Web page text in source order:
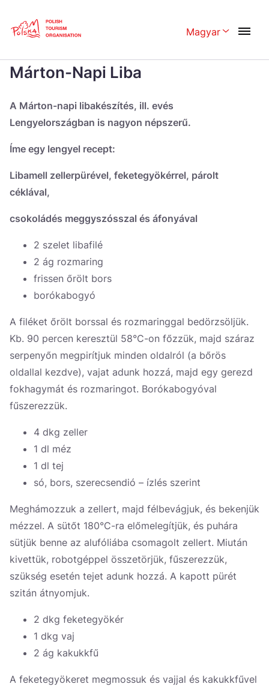
Magyar
Polski English
Česká
Dansk Deutschland
Español
Italiano Magyar
Nederlands
Português Norsk
Suomi
Márton-Napi Liba
A Márton-napi libakészítés, ill. evés
Lengyelországban is nagyon népszerű.
Íme egy lengyel recept:
Libamell zellerpürével, feketegyökérrel, párolt
céklával,
csokoládés meggyszósszal és áfonyával
2 szelet libafilé
2 ág rozmaring
frissen őrölt bors
borókabogyó
A filéket őrölt borssal és rozmaringgal bedörzsöljük.
Kb. 90 percen keresztül 58°C-on főzzük, majd száraz
serpenyőn megpirítjuk minden oldalról (a bőrös
oldallal kezdve), vajat adunk hozzá, majd egy gerezd
fokhagymát és rozmaringot. Borókabogyóval
fűszerezzük.
4 dkg zeller
1 dl méz
1 dl tej
só, bors, szerecsendió – ízlés szerint
Meghámozzuk a zellert, majd félbevágjuk, és bekenjük
mézzel. A sütőt 180°C-ra előmelegítjük, és puhára
sütjük benne az alufóliába csomagolt zellert. Miután
kivettük, robotgéppel összetörjük, fűszerezzük,
szükség esetén tejet adunk hozzá. A kapott pürét
szitán átnyomjuk.
2 dkg feketegyökér
1 dkg vaj
2 ág kakukkfű
A feketegyökeret megmossuk és vajjal és kakukkfűvel